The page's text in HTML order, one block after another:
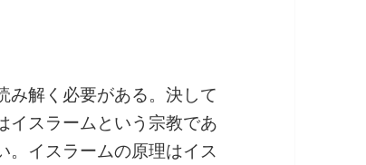
み解く必要がある。決して
イスラームという宗教であ
。イスラームの原理はイス